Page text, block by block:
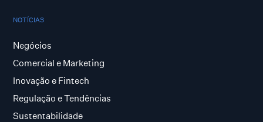
NOTÍCIAS
Negócios
Comercial e Marketing
Inovação e Fintech
Regulação e Tendências
Sustentabilidade